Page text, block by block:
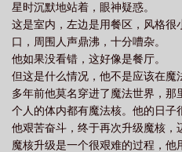
版 咸鱼一身反骨by一世华裳讲的什么
骨by一世华裳 咸鱼一身反骨无错无防盗
一身反骨免费番外 咸鱼一身反骨未删减
外txt百度 咸鱼一身反骨番外 咸鱼一
阁 咸鱼一身反骨TXT 咸鱼一身反骨
鱼一身反骨by一世华裳免费阅读 咸鱼一
话。星时：“太好了！炸酱面！”系
味道！”系统：“宿主，请你……”星
有听见我说话吗？”星时：“闭嘴，
系统：“启动一级惩罚程序，倒计
他诚恳发问：“还没好吗，难道你
统：“？”符修宁：“？”系统卡了一
是已经惩罚完了呗，就这啊？”他开
系统有点紊乱：“……不是，你为什
星时沉默地站着，眼神疑惑。
这是室内，左边是用餐区，风格很
口，周围人声鼎沸，十分嘈杂。
他如果没看错，这好像是餐厅。
但这是什么情况，他不是应该在魔
多年前他莫名穿进了魔法世界，
个人的体内都有魔法核。他的日子
他艰苦奋斗，终于再次升级魔核，
魔核升级是一个很艰难的过程，